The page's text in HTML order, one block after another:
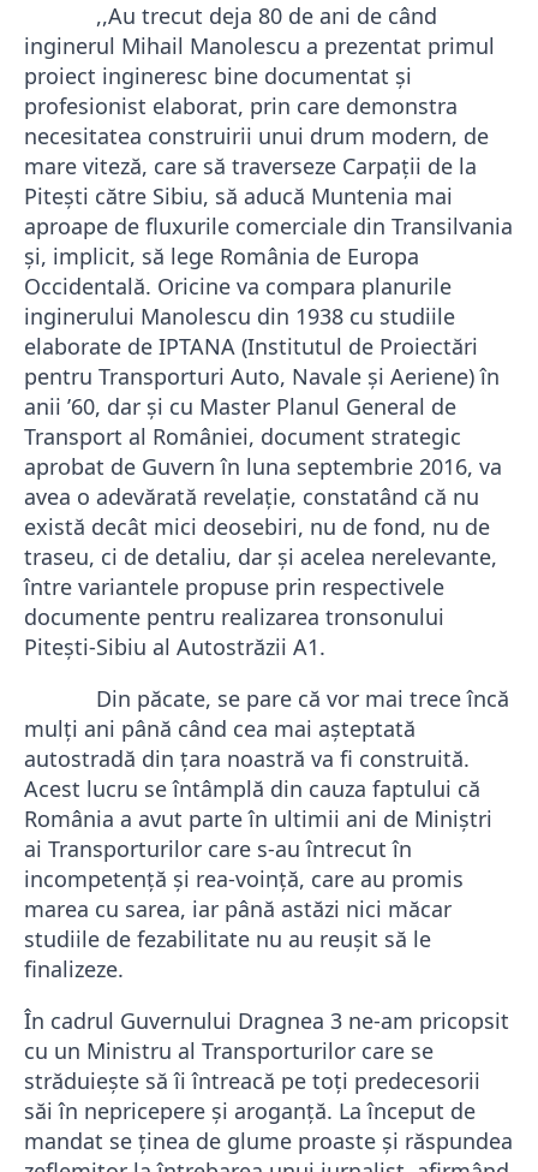
,,Au trecut deja 80 de ani de când
inginerul Mihail Manolescu a prezentat primul
proiect ingineresc bine documentat şi
profesionist elaborat, prin care demonstra
necesitatea construirii unui drum modern, de
mare viteză, care să traverseze Carpaţii de la
Piteşti către Sibiu, să aducă Muntenia mai
aproape de fluxurile comerciale din Transilvania
şi, implicit, să lege România de Europa
Occidentală. Oricine va compara planurile
inginerului Manolescu din 1938 cu studiile
elaborate de IPTANA (Institutul de Proiectări
pentru Transporturi Auto, Navale şi Aeriene) în
anii ’60, dar şi cu Master Planul General de
Transport al României, document strategic
aprobat de Guvern în luna septembrie 2016, va
avea o adevărată revelaţie, constatând că nu
există decât mici deosebiri, nu de fond, nu de
traseu, ci de detaliu, dar şi acelea nerelevante,
între variantele propuse prin respectivele
documente pentru realizarea tronsonului
Piteşti-Sibiu al Autostrăzii A1.
Din păcate, se pare că vor mai trece încă
mulţi ani până când cea mai aşteptată
autostradă din ţara noastră va fi construită.
Acest lucru se întâmplă din cauza faptului că
România a avut parte în ultimii ani de Miniştri
ai Transporturilor care s-au întrecut în
incompetență şi rea-voință, care au promis
marea cu sarea, iar până astăzi nici măcar
studiile de fezabilitate nu au reușit să le
finalizeze.
În cadrul Guvernului Dragnea 3 ne-am pricopsit
cu un Ministru al Transporturilor care se
străduiește să îi întreacă pe toţi predecesorii
săi în nepricepere şi aroganţă. La început de
mandat se ţinea de glume proaste şi răspundea